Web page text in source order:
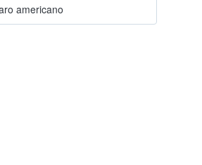
americano